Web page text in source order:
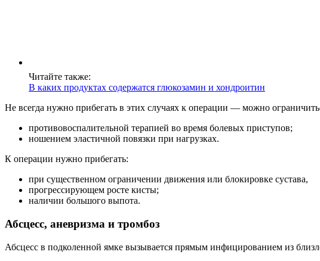
Читайте также:
В каких продуктах содержатся глюкозамин и хондроитин
Не всегда нужно прибегать в этих случаях к операции — можно
противовоспалительной терапией во время болевых приступов;
ношением эластичной повязки при нагрузках.
К операции нужно прибегать:
при существенном ограничении движения или блокировке сустава,
прогрессирующем росте кисты;
наличии большого выпота.
Абсцесс, аневризма и тромбоз
Абсцесс в подколенной ямке вызывается прямым инфицированием из